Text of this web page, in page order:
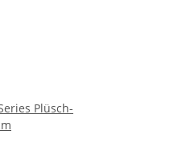
Plüsch-